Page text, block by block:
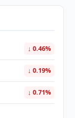
↓ 0.46%
↓ 0.19%
↓ 0.71%